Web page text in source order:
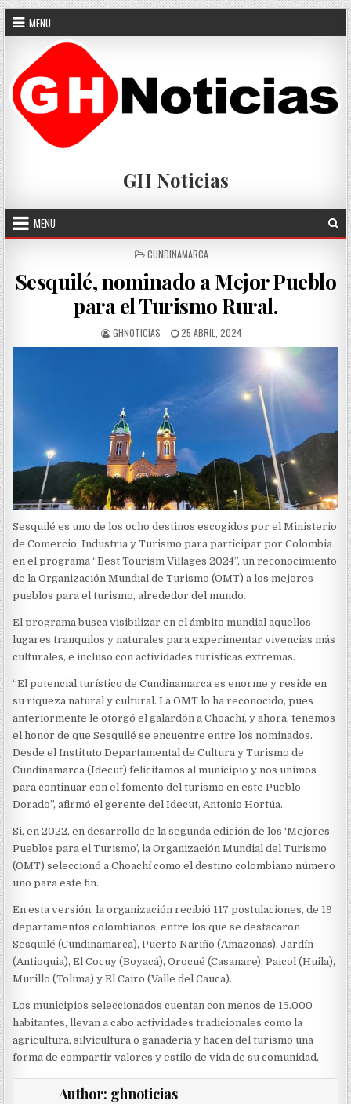
Skip
to
content
MENU
GH Noticias
MENU
POSTED
CUNDINAMARCA
Sesquilé, nominado a Mejor Pueblo
para el Turismo Rural.
AUTHOR:
GHNOTICIAS
PUBLISHED
DATE:
25 ABRIL, 2024
Sesquilé es uno de los ocho destinos escogidos por el Ministerio
de Comercio, Industria y Turismo para participar por Colombia
en el programa “Best Tourism Villages 2024”, un reconocimiento
de la Organización Mundial de Turismo (OMT) a los mejores
pueblos para el turismo, alrededor del mundo.
El programa busca visibilizar en el ámbito mundial aquellos
lugares tranquilos y naturales para experimentar vivencias más
culturales, e incluso con actividades turísticas extremas.
“El potencial turístico de Cundinamarca es enorme y reside en
su riqueza natural y cultural. La OMT lo ha reconocido, pues
anteriormente le otorgó el galardón a Choachí, y ahora, tenemos
el honor de que Sesquilé se encuentre entre los nominados.
Desde el Instituto Departamental de Cultura y Turismo de
Cundinamarca (Idecut) felicitamos al municipio y nos unimos
para continuar con el fomento del turismo en este Pueblo
Dorado”, afirmó el gerente del Idecut, Antonio Hortúa.
Si, en 2022, en desarrollo de la segunda edición de los ‘Mejores
Pueblos para el Turismo’, la Organización Mundial del Turismo
(OMT) seleccionó a Choachí como el destino colombiano número
uno para este fin.
En esta versión, la organización recibió 117 postulaciones, de 19
departamentos colombianos, entre los que se destacaron
Sesquilé (Cundinamarca), Puerto Nariño (Amazonas), Jardín
(Antioquia), El Cocuy (Boyacá), Orocué (Casanare), Paicol (Huila),
Murillo (Tolima) y El Cairo (Valle del Cauca).
Los municipios seleccionados cuentan con menos de 15.000
habitantes, llevan a cabo actividades tradicionales como la
agricultura, silvicultura o ganadería y hacen del turismo una
forma de compartir valores y estilo de vida de su comunidad.
Author: ghnoticias